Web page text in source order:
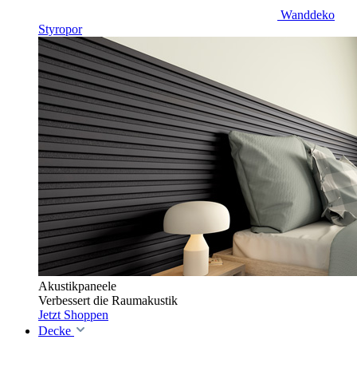
Wanddeko
Styropor
Akustikpaneele
Verbessert die Raumakustik
Jetzt Shoppen
Decke